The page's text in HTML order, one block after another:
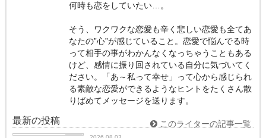
何時も恋をしていたい…。
そう、ワクワクな恋愛も辛く悲しい恋愛も全てあ
なたの”心”が感じていること。恋愛で悩んでる時
って相手の事がわかんなくなっちゃうこともある
けど、感情に振り回されている自分に気づいてく
ださい。「あ～私って幸せ」って心から感じられ
る素敵な恋愛ができるようなヒントをたくさん散
りばめてメッセージを送ります。
最新の投稿 このライターの記事一覧